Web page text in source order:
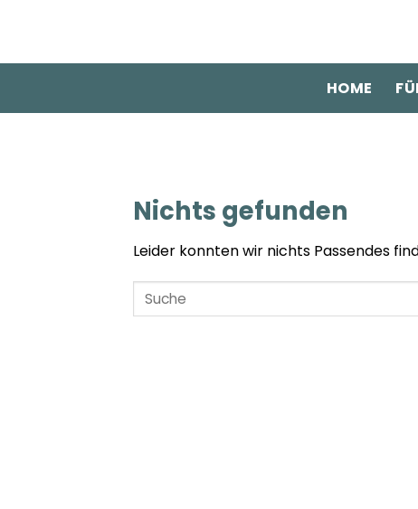
HOME
Nichts gefunden
Leider konnten wir nichts Passendes